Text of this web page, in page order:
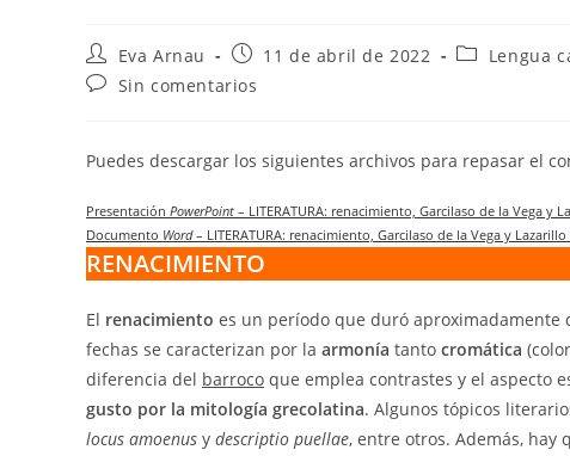
Autor
de
la
Eva Arnau
Publicación
de
la
11 de abril de 2022
Categoría
Lengua
Comentarios
entrada:
Sin comentarios
Puedes descargar los siguientes archivos para repasar el
Presentación PowerPoint – LITERATURA: renacimiento, Garcilaso de la Vega y
Documento Word– LITERATURA: renacimiento, Garcilaso de la Vega y
RENACIMIENTO
El renacimiento es un período que duró aproximadamente
fechas se caracterizan por la armonía tanto cromática
diferencia del barroco que emplea contrastes y el aspecto
gusto por la mitología grecolatina. Algunos tópicos
locus amoenus y descriptio puellae, entre otros. Además, hay